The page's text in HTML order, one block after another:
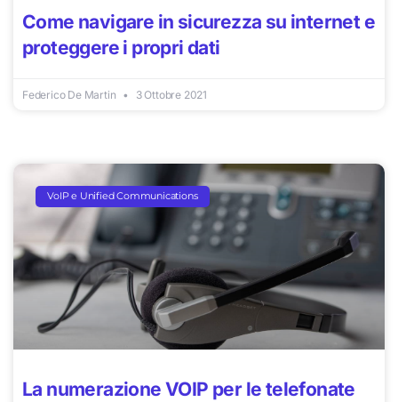
Come navigare in sicurezza su internet e
proteggere i propri dati
Federico De Martin 3 Ottobre 2021
VoIP e Unified Communications
La numerazione VOIP per le telefonate